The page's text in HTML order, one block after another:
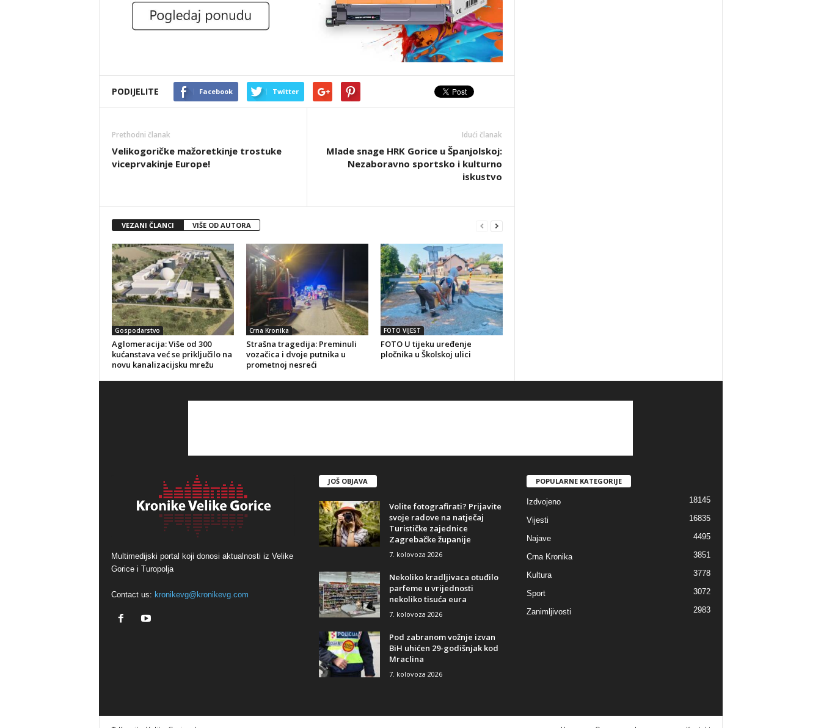
PODIJELITE Facebook Twitter
Prethodni članak
Velikogoričke mažoretkinje trostuke
viceprvakinje Europe!
Idući članak
Mlade snage HRK Gorice u Španjolskoj:
Nezaboravno sportsko i kulturno
iskustvo
VEZANI ČLANCI VIŠE OD AUTORA
Gospodarstvo
Aglomeracija: Više od 300
kućanstava već se priključilo na
novu kanalizacijsku mrežu
Crna Kronika
Strašna tragedija: Preminuli
vozačica i dvoje putnika u
prometnoj nesreći
FOTO VIJEST
FOTO U tijeku uređenje
pločnika u Školskoj ulici
Multimedijski portal koji donosi aktualnosti iz Velike
Gorice i Turopolja
Contact us: kronikevg@kronikevg.com
JOŠ OBJAVA
Volite fotografirati? Prijavite
svoje radove na natječaj
Turističke zajednice
Zagrebačke županije
7. kolovoza 2026
Nekoliko kradljivaca otuđilo
parfeme u vrijednosti
nekoliko tisuća eura
7. kolovoza 2026
Pod zabranom vožnje izvan
BiH uhićen 29-godišnjak kod
Mraclina
7. kolovoza 2026
POPULARNE KATEGORIJE
Izdvojeno 18145
Vijesti 16835
Najave 4495
Crna Kronika 3851
Kultura 3778
Sport 3072
Zanimljivosti 2983